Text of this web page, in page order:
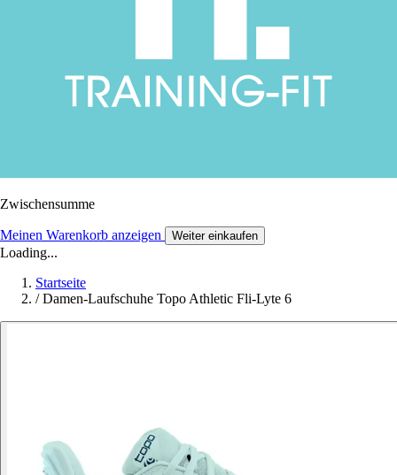
Zwischensumme
Meinen Warenkorb anzeigen Weiter einkaufen
Loading...
Startseite
/ Damen-Laufschuhe Topo Athletic Fli-Lyte 6